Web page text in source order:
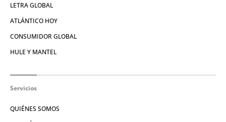
LETRA GLOBAL
ATLÁNTICO HOY
CONSUMIDOR GLOBAL
HULE Y MANTEL
Servicios
QUIÉNES SOMOS